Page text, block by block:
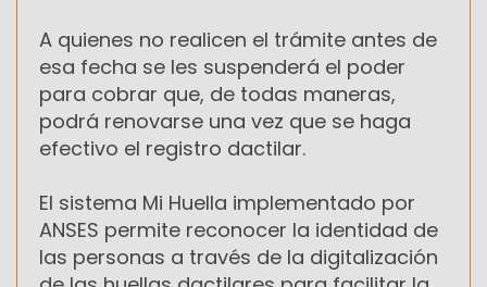
A quienes no realicen el trámite antes de
esa fecha se les suspenderá el poder
para cobrar que, de todas maneras,
podrá renovarse una vez que se haga
efectivo el registro dactilar.
El sistema Mi Huella implementado por
ANSES permite reconocer la identidad de
las personas a través de la digitalización